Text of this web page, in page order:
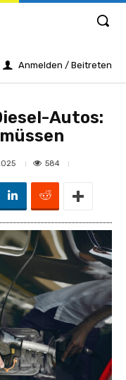
Anmelden / Beitreten
Autos:
584